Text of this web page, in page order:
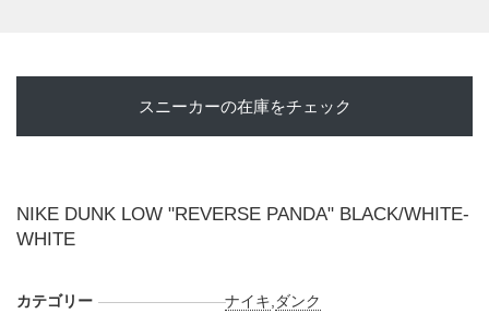
スニーカーの在庫をチェック
NIKE DUNK LOW "REVERSE PANDA" BLACK/WHITE-
WHITE
カテゴリー ナイキ ダンク